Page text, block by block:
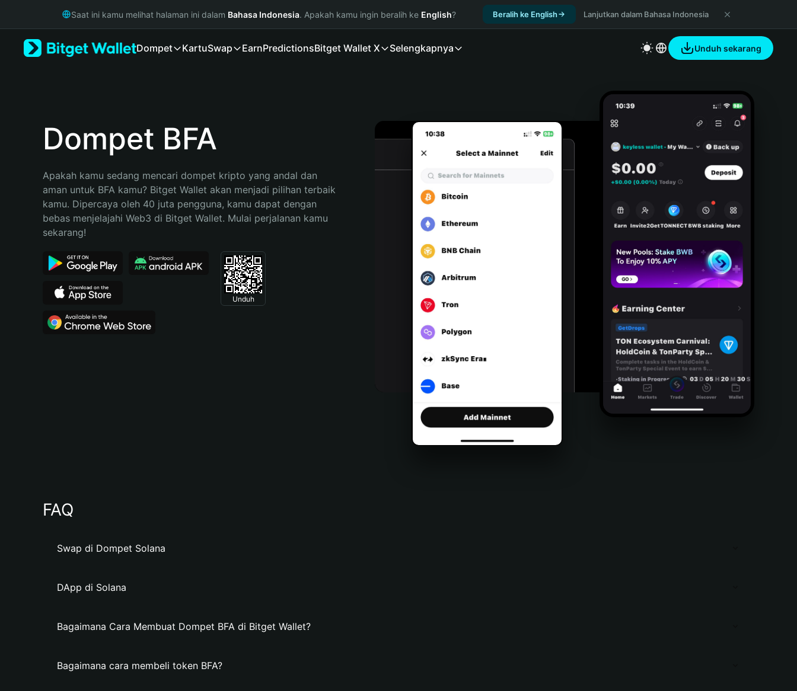
Русский
Bahasa Indonesia
Español (Argentina)
Saat ini kamu melihat halaman ini dalam Bahasa Indonesia. Apakah kamu ingin beralih ke English? Beralih ke English Lanjutkan dalam Bahasa Indonesia
Dompet KartuSwap EarnPredictionsBitget Wallet X Selengkapnya Unduh sekarang
Dompet BFA
Apakah kamu sedang mencari dompet kripto yang andal dan
aman untuk BFA kamu? Bitget Wallet akan menjadi pilihan terbaik
kamu. Dipercaya oleh 40 juta pengguna, kamu dapat dengan
bebas menjelajahi Web3 di Bitget Wallet. Mulai perjalanan kamu
sekarang!
Unduh
FAQ
Swap di Dompet Solana
DApp di Solana
Bagaimana Cara Membuat Dompet BFA di Bitget Wallet?
Bagaimana cara membeli token BFA?